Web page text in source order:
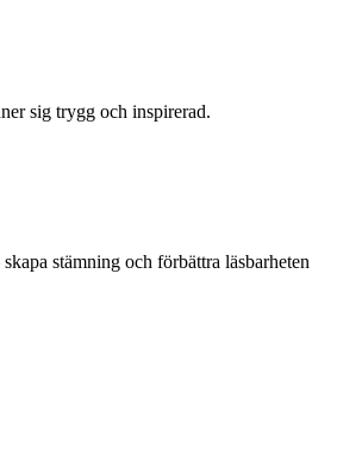
sig trygg och inspirerad.
stämning och förbättra läsbarheten